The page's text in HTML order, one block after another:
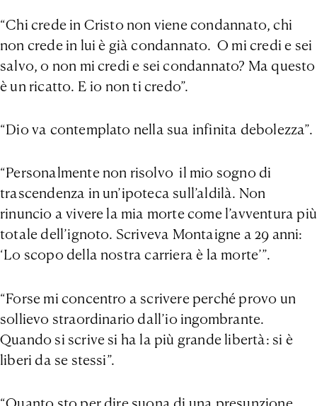
“Chi crede in Cristo non viene condannato, chi
non crede in lui è già condannato. O mi credi e sei
salvo, o non mi credi e sei condannato? Ma questo
è un ricatto. E io non ti credo”.
“Dio va contemplato nella sua infinita debolezza”.
“Personalmente non risolvo il mio sogno di
trascendenza in un’ipoteca sull’aldilà. Non
rinuncio a vivere la mia morte come l’avventura più
totale dell’ignoto. Scriveva Montaigne a 29 anni:
‘Lo scopo della nostra carriera è la morte’”.
“Forse mi concentro a scrivere perché provo un
sollievo straordinario dall’io ingombrante.
Quando si scrive si ha la più grande libertà: si è
liberi da se stessi”.